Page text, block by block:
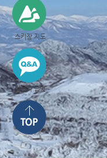
스키장 지도
질문과 답변